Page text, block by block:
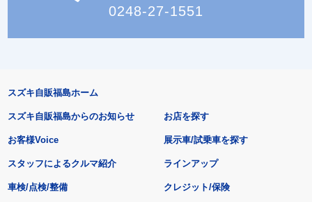
0248-27-1551
スズキ自販福島ホーム
スズキ自販福島からのお知らせ
お客様Voice
スタッフによるクルマ紹介
お店を探す
展示車/試乗車を探す
ラインアップ
車検/点検/整備 クレジット/保険